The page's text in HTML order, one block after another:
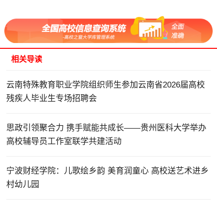
相关导读
云南特殊教育职业学院组织师生参加云南省2026届高校
残疾人毕业生专场招聘会
思政引领聚合力 携手赋能共成长——贵州医科大学举办
高校辅导员工作室联学共建活动
宁波财经学院：儿歌绘乡韵 美育润童心 高校送艺术进乡
村幼儿园